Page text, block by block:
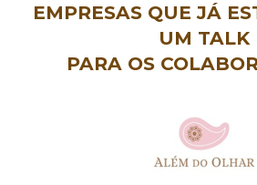
EMPRESAS QUE JÁ
UM TALK
PARA OS